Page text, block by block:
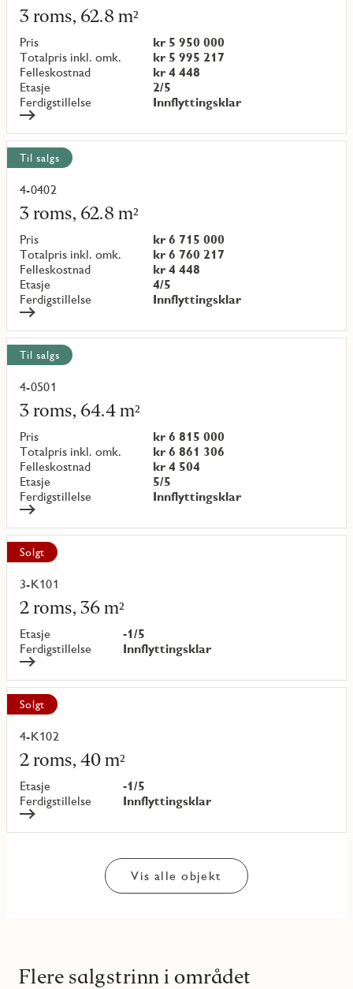
3 roms, 62.8 m²
Pris
kr 5 950 000
Totalpris inkl. omk.
kr 5 995 217
Felleskostnad
kr 4 448
Etasje
2/5
Ferdigstillelse
Innflyttingsklar
mer
om
objekt
{objectNumber}
Til salgs
4-0402
3 roms, 62.8 m²
Pris
kr 6 715 000
Totalpris inkl. omk.
kr 6 760 217
Felleskostnad
kr 4 448
Etasje
4/5
Ferdigstillelse
Innflyttingsklar
Les
mer
om
objekt
{objectNumber}
Til salgs
4-0501
3 roms, 64.4 m²
Pris
kr 6 815 000
Totalpris inkl. omk.
kr 6 861 306
Felleskostnad
kr 4 504
Etasje
5/5
Ferdigstillelse
Innflyttingsklar
Les
mer
om
objekt
{objectNumber}
Solgt
3-K101
2 roms, 36 m²
Etasje
-1/5
Ferdigstillelse
Innflyttingsklar
Les
mer
om
objekt
{objectNumber}
Solgt
4-K102
2 roms, 40 m²
Etasje
-1/5
Ferdigstillelse
Innflyttingsklar
Les
mer
om
objekt
{objectNumber}
Vis alle objekt
Flere salgstrinn i området